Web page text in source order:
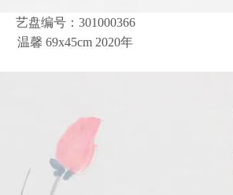
艺盘编号：301000366
温馨 69x45cm 2020年